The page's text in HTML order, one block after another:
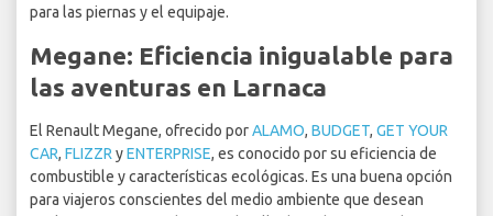
para las piernas y el equipaje.
Megane: Eficiencia inigualable para
las aventuras en Larnaca
El Renault Megane, ofrecido porALAMO, BUDGET, GET YOUR
CAR, FLIZZR yENTERPRISE, es conocido por su eficiencia de
combustible y características ecológicas. Es una buena opción
para viajeros conscientes del medio ambiente que desean